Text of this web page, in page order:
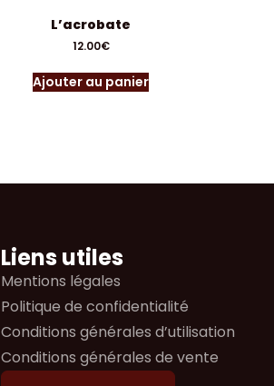
L’acrobate
12.00€
Ajouter au panier
Liens utiles
Mentions légales
Politique de confidentialité
Conditions générales d’utilisation
Conditions générales de vente